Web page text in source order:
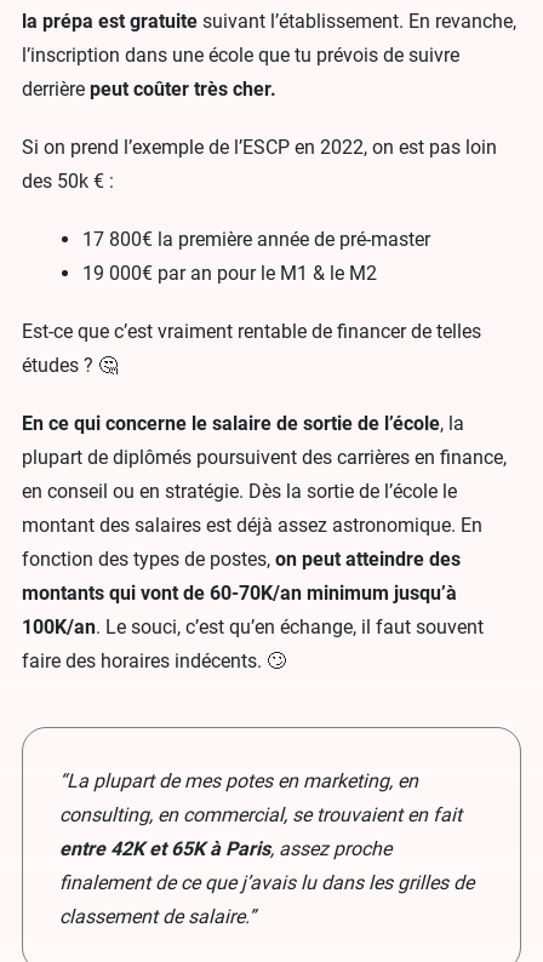
la prépa est gratuite suivant l’établissement. En revanche,
l’inscription dans une école que tu prévois de suivre
derrière peut coûter très cher.
Si on prend l’exemple de l’ESCP en 2022, on est pas loin
des 50k € :
17 800€ la première année de pré-master
19 000€ par an pour le M1 & le M2
Est-ce que c’est vraiment rentable de financer de telles
études ? 🤔
En ce qui concerne le salaire de sortie de l’école, la
plupart de diplômés poursuivent des carrières en finance,
en conseil ou en stratégie. Dès la sortie de l’école le
montant des salaires est déjà assez astronomique. En
fonction des types de postes, on peut atteindre des
montants qui vont de 60-70K/an minimum jusqu’à
100K/an. Le souci, c’est qu’en échange, il faut souvent
faire des horaires indécents. 🙄
“La plupart de mes potes en marketing, en
consulting, en commercial, se trouvaient en fait
entre 42K et 65K à Paris, assez proche
finalement de ce que j’avais lu dans les grilles de
classement de salaire.”